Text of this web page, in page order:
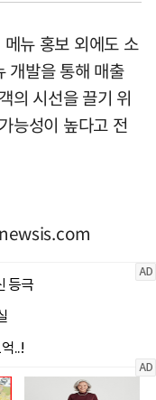
뉴 홍보 외에도 소
개발을 통해 매출
의 시선을 끌기 위
능성이 높다고 전